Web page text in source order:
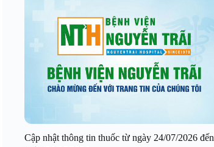
Cập nhật thông tin thuốc từ ngày 24/07/2026 đến